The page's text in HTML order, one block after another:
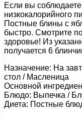
Если вы
низкокалорийного
Постные блины с
быстро. Смотрите
здоровье! Из
получается 6
Назначение: На
стол / Масленица
Основной
Блюдо: Выпечка /
Диета: Постные